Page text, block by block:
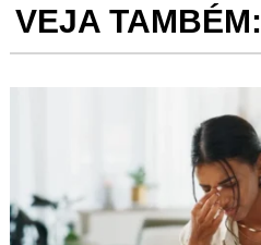
VEJA TAMBÉM: